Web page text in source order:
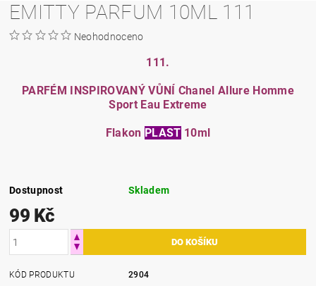
EMITTY PARFUM 10ML 111
Neohodnoceno
111.
PARFÉM INSPIROVANÝ VŮNÍ Chanel Allure Homme
Sport Eau Extreme
Flakon PLAST 10ml
Dostupnost Skladem
99 Kč
KÓD PRODUKTU
2904